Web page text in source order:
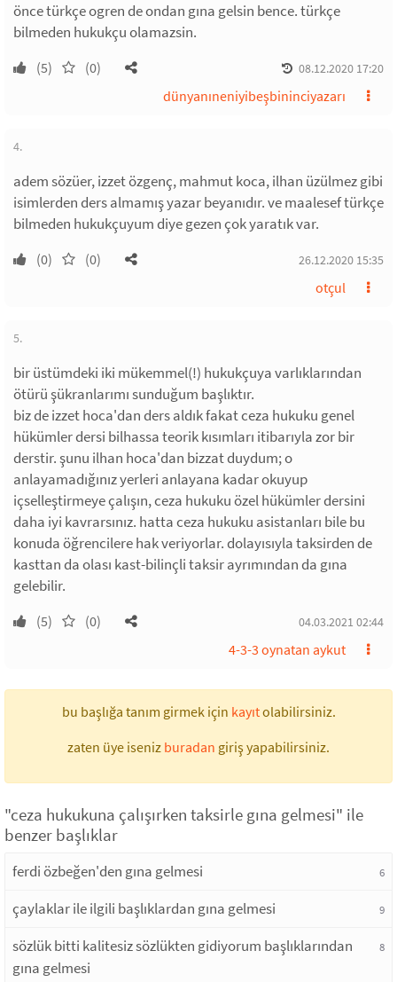
önce türkçe ogren de ondan gına gelsin bence. türkçe
bilmeden hukukçu olamazsin.
(5) (0) 08.12.2020 17:20
dünyanıneniyibeşbininciyazarı
4.
adem sözüer, izzet özgenç, mahmut koca, ilhan üzülmez gibi
isimlerden ders almamış yazar beyanıdır. ve maalesef türkçe
bilmeden hukukçuyum diye gezen çok yaratık var.
(0) (0) 26.12.2020 15:35
otçul
5.
bir üstümdeki iki mükemmel(!) hukukçuya varlıklarından
ötürü şükranlarımı sunduğum başlıktır.
biz de izzet hoca'dan ders aldık fakat ceza hukuku genel
hükümler dersi bilhassa teorik kısımları itibarıyla zor bir
derstir. şunu ilhan hoca'dan bizzat duydum; o
anlayamadığınız yerleri anlayana kadar okuyup
içselleştirmeye çalışın, ceza hukuku özel hükümler dersini
daha iyi kavrarsınız. hatta ceza hukuku asistanları bile bu
konuda öğrencilere hak veriyorlar. dolayısıyla taksirden de
kasttan da olası kast-bilinçli taksir ayrımından da gına
gelebilir.
(5) (0) 04.03.2021 02:44
4-3-3 oynatan aykut
bu başlığa tanım girmek için kayıtolabilirsiniz.
zaten üye iseniz buradan giriş yapabilirsiniz.
"ceza hukukuna çalışırken taksirle gına gelmesi" ile
benzer başlıklar
ferdi özbeğen'den gına gelmesi 6
çaylaklar ile ilgili başlıklardan gına gelmesi 9
sözlük bitti kalitesiz sözlükten gidiyorum başlıklarından
gına gelmesi
8